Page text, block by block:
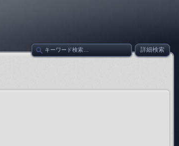
詳細検索